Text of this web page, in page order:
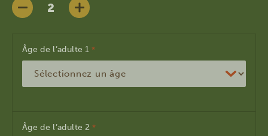
Âge de l’adulte *
Âge de l’adulte *